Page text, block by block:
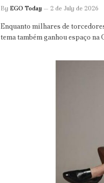
By EGO Today 2 de July de 2026
Enquanto milhares de
tema também ganhou espaço na